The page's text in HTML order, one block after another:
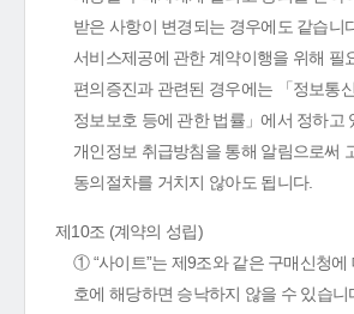
받은 사항이 변경되는 경우에도 같습니
서비스제공에 관한 계약이행을 위해 필
편의증진과 관련된 경우에는 「정보통
정보보호 등에 관한 법률」에서 정하고
개인정보 취급방침을 통해 알림으로써
동의절차를 거치지 않아도 됩니다.
제10조 (계약의 성립)
① “사이트”는 제9조와 같은 구매신청에
호에 해당하면 승낙하지 않을 수 있습니